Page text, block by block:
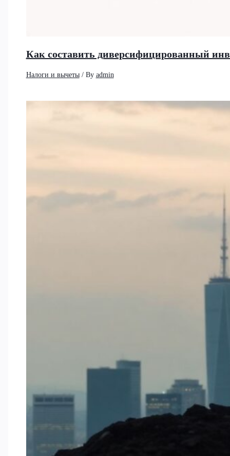
Как составить диверсифицированный
Налоги и вычеты/ By admin